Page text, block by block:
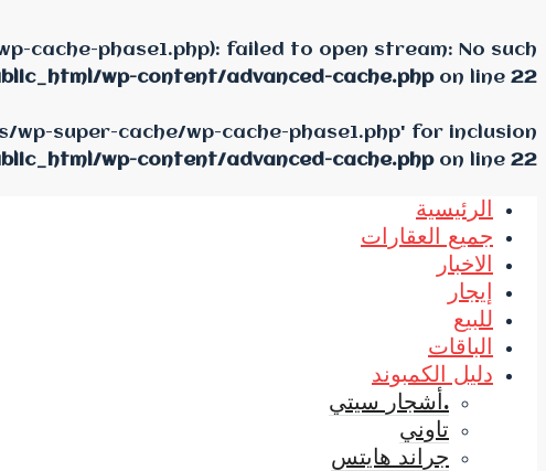
cache-phase1.php): failed to open stream: No such
wp-content/advanced-cache.phpon line 22
super-cache/wp-cache-phase1.php' for inclusion
wp-content/advanced-cache.phpon line 22
الرئيسية
جميع العقارات
الاخبار
إيجار
للبيع
الباقات
دليل الكمبوند
.أشجار سيتي
تاوني
جراند هايتس